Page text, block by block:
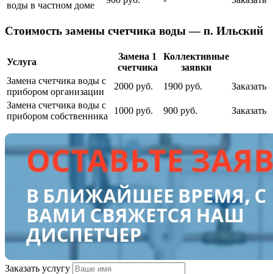
воды в частном доме
Cтоимость замены счетчика воды — п. Ильский
Услуга
Замена 1
счетчика
Коллективные
заявки
Замена счетчика воды с
прибором организации
2000 руб. 1900 руб.
Заказать
Замена счетчика воды с
прибором собственника
1000 руб. 900 руб. Заказать
Заказать услугу